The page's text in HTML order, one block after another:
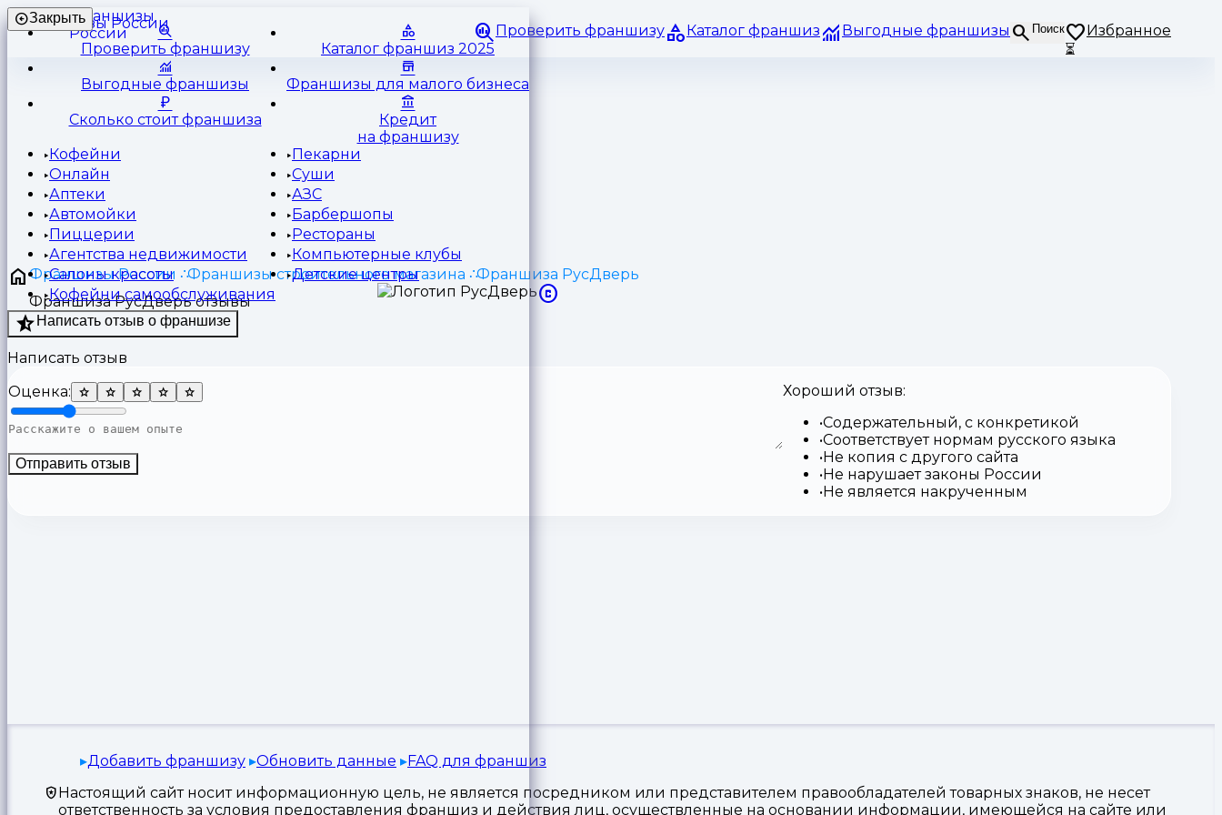
Франшизы
России
Проверить франшизу Каталог франшиз Выгодные франшизы Поиск
Избранное
⏳
Закрыть
Проверить франшизу Каталог франшиз 2025
Выгодные франшизы Франшизы для малого бизнеса
Сколько стоит франшиза
Кредит
на франшизу
Кофейни
Пекарни
Онлайн
Суши
Аптеки
АЗС
Автомойки
Барбершопы
Пиццерии
Рестораны
Агентства недвижимости
Компьютерные клубы
Салоны красоты
Детские центры
Кофейни самообслуживания
Франшизы России Франшизы строительного магазина
Франшиза РусДверь
Франшиза РусДверь отзывы
Написать отзыв о франшизе
Написать отзыв
Оценка:
Отправить отзыв
Хороший отзыв:
Содержательный, с конкретикой
Соответствует нормам русского языка
Не копия с другого сайта
Не нарушает законы России
Не является накрученным
Добавить франшизу Обновить данные
FAQ для франшиз
Настоящий сайт носит информационную цель, не является посредником или представителем правообладателей товарных знаков, не несет
ответственность за условия предоставления франшиз и действия лиц, осуществленные на основании информации, имеющейся на сайте или